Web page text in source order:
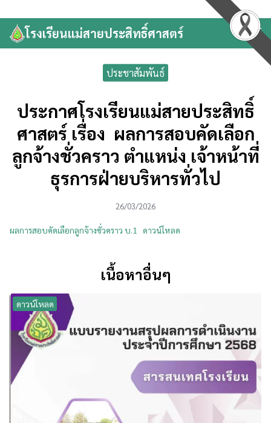
to
contentโรงเรียนแม่สายประสิทธิ์ศาสตร์
Search
for:
ประชาสัมพันธ์
ประกาศโรงเรียนแม่สายประสิทธิ์
ศาสตร์ เรื่อง ผลการสอบคัดเลือก
ลูกจ้างชั่วคราว ตำแหน่ง เจ้าหน้าที่
ธุรการฝ่ายบริหารทั่วไป
26/03/2026
ผลการสอบคัดเลือกลูกจ้างชั่วคราว บ.1 ดาวน์โหลด
เนื้อหาอื่นๆ
ดาวน์โหลด